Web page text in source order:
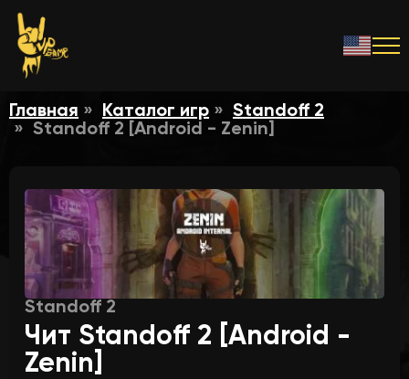
Главная Каталог игр
Standoff 2
Standoff 2 [Android - Zenin]
Standoff 2
Чит Standoff 2 [Android -
Zenin]